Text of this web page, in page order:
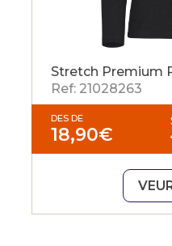
Stretch Premium
Ref: 21028263
DES DE
18,90€